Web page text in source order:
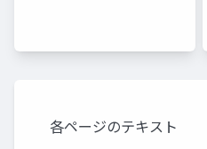
各ページのテキスト